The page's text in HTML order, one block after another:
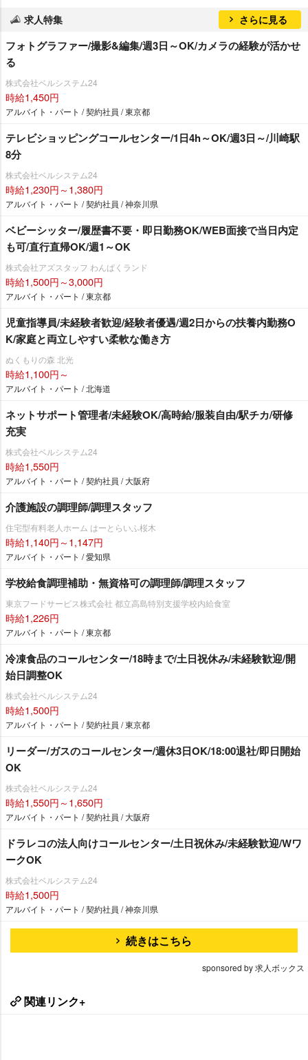
求人特集 さらに見る
フォトグラファー/撮影&編集/週3日～OK/カメラの経験が活かせ
る
株式会社ベルシステム24
時給1,450円
アルバイト・パート / 契約社員 / 東京都
テレビショッピングコールセンター/1日4h～OK/週3日～/川崎駅
8分
株式会社ベルシステム24
時給1,230円～1,380円
アルバイト・パート / 契約社員 / 神奈川県
ベビーシッター/履歴書不要・即日勤務OK/WEB面接で当日内定
も可/直行直帰OK/週1～OK
株式会社アズスタッフ わんぱくランド
時給1,500円～3,000円
アルバイト・パート / 東京都
児童指導員/未経験者歓迎/経験者優遇/週2日からの扶養内勤務O
K/家庭と両立しやすい柔軟な働き方
ぬくもりの森 北光
時給1,100円～
アルバイト・パート / 北海道
ネットサポート管理者/未経験OK/高時給/服装自由/駅チカ/研修
充実
株式会社ベルシステム24
時給1,550円
アルバイト・パート / 契約社員 / 大阪府
介護施設の調理師/調理スタッフ
住宅型有料老人ホーム はーとらいふ桜木
時給1,140円～1,147円
アルバイト・パート / 愛知県
学校給食調理補助・無資格可の調理師/調理スタッフ
東京フードサービス株式会社 都立高島特別支援学校内給食室
時給1,226円
アルバイト・パート / 東京都
冷凍食品のコールセンター/18時まで/土日祝休み/未経験歓迎/開
始日調整OK
株式会社ベルシステム24
時給1,500円
アルバイト・パート / 契約社員 / 東京都
リーダー/ガスのコールセンター/週休3日OK/18:00退社/即日開始
OK
株式会社ベルシステム24
時給1,550円～1,650円
アルバイト・パート / 契約社員 / 大阪府
ドラレコの法人向けコールセンター/土日祝休み/未経験歓迎/Wワ
ークOK
株式会社ベルシステム24
時給1,500円
アルバイト・パート / 契約社員 / 神奈川県
続きはこちら
sponsored by 求人ボックス
関連リンク+